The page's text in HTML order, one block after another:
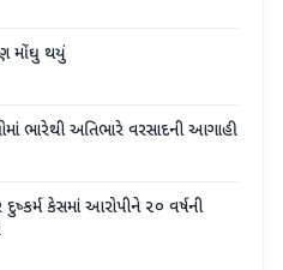
મોંઘુ થયું
ભારેથી અતિભારે વરસાદની આગાહી
દુષ્કર્મ કેસમાં આરોપીને ૨૦ વર્ષની